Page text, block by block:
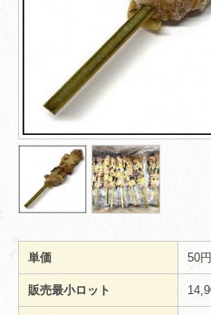
単価 50
販売最小ロット